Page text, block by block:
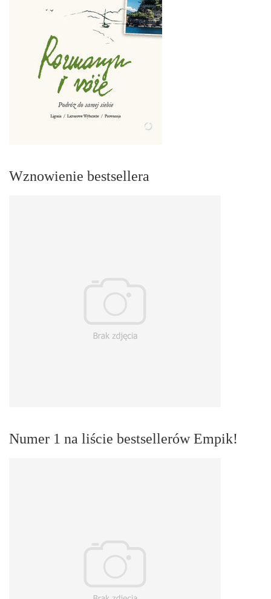
Wznowienie bestsellera
Numer 1 na liście bestsellerów Empik!